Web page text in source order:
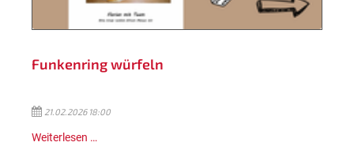
Funkenring würfeln
21.02.2026 18:00
Weiterlesen …